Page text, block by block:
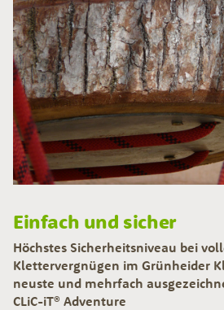
Einfach und sicher
Höchstes Sicherheitsniveau bei
Klettervergnügen im Grünheider
neuste und mehrfach
CLiC-iT® Adventure